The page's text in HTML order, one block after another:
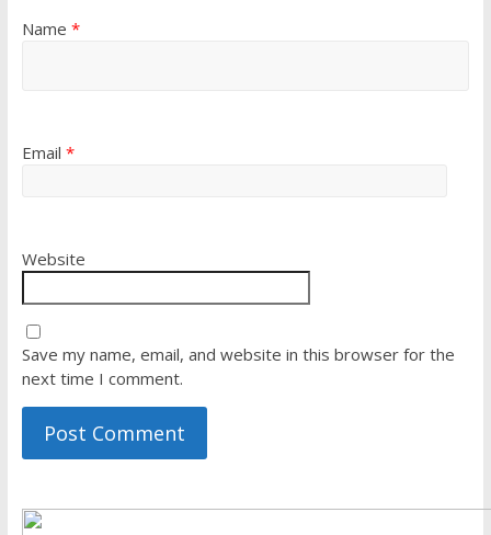
Name *
Email *
Website
Save my name, email, and website in this browser for the
next time I comment.